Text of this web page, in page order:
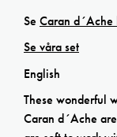
Se Caran d´Ache
Se våra set
English
These wonderful
Caran d´Ache